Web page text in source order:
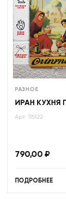
РАЗНОЕ
ИРАН КУХНЯ
Арт: 115122
790,00 ₽
ПОДРОБНЕЕ